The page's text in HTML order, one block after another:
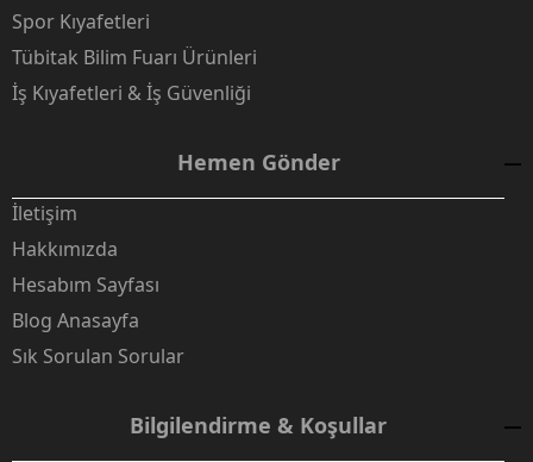
Spor Kıyafetleri
Tübitak Bilim Fuarı Ürünleri
İş Kıyafetleri & İş Güvenliği
Hemen Gönder
İletişim
Hakkımızda
Hesabım Sayfası
Blog Anasayfa
Sık Sorulan Sorular
Bilgilendirme & Koşullar